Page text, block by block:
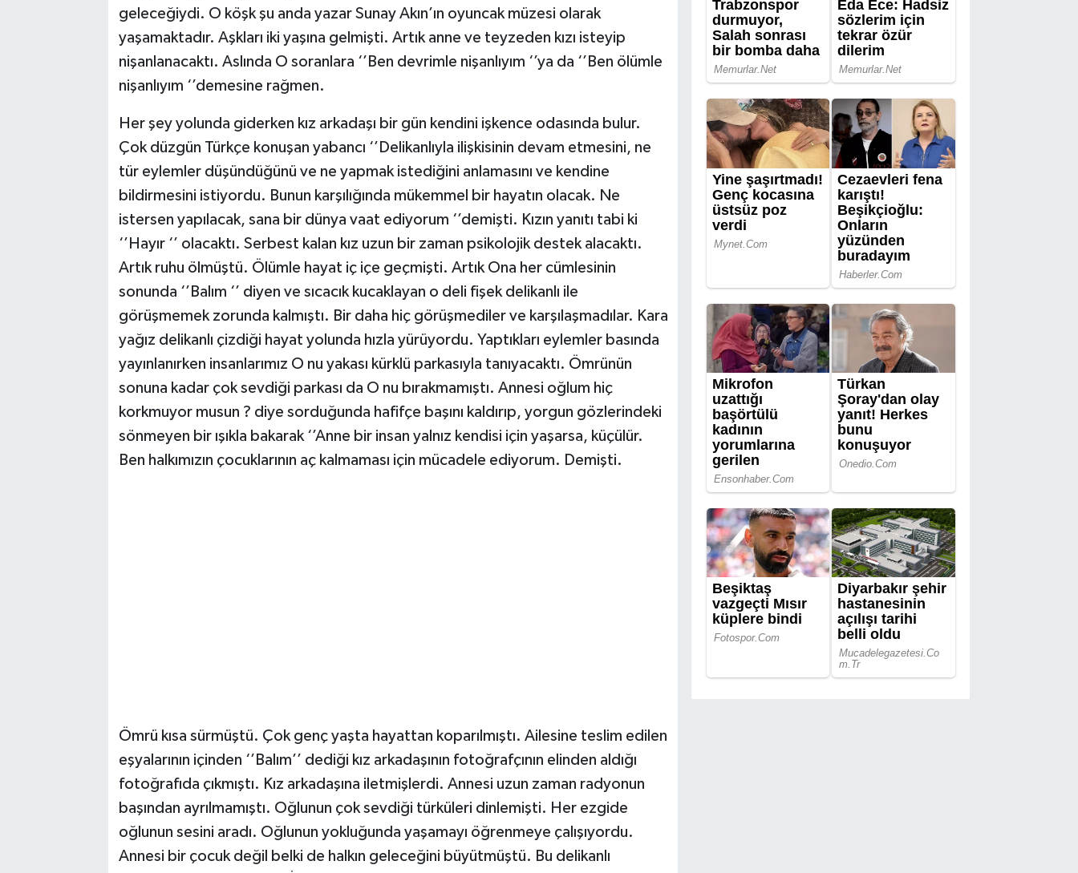
geleceğiydi. O köşk şu anda yazar Sunay Akın’ın oyuncak müzesi olarak
yaşamaktadır. Aşkları iki yaşına gelmişti. Artık anne ve teyzeden kızı isteyip
nişanlanacaktı. Aslında O soranlara ‘’Ben devrimle nişanlıyım ‘’ya da ‘’Ben ölümle
nişanlıyım ‘’demesine rağmen.
Her şey yolunda giderken kız arkadaşı bir gün kendini işkence odasında bulur.
Çok düzgün Türkçe konuşan yabancı ‘’Delikanlıyla ilişkisinin devam etmesini, ne
tür eylemler düşündüğünü ve ne yapmak istediğini anlamasını ve kendine
bildirmesini istiyordu. Bunun karşılığında mükemmel bir hayatın olacak. Ne
istersen yapılacak, sana bir dünya vaat ediyorum ‘’demişti. Kızın yanıtı tabi ki
‘’Hayır ‘’ olacaktı. Serbest kalan kız uzun bir zaman psikolojik destek alacaktı.
Artık ruhu ölmüştü. Ölümle hayat iç içe geçmişti. Artık Ona her cümlesinin
sonunda ‘’Balım ‘’ diyen ve sıcacık kucaklayan o deli fişek delikanlı ile
görüşmemek zorunda kalmıştı. Bir daha hiç görüşmediler ve karşılaşmadılar. Kara
yağız delikanlı çizdiği hayat yolunda hızla yürüyordu. Yaptıkları eylemler basında
yayınlanırken insanlarımız O nu yakası kürklü parkasıyla tanıyacaktı. Ömrünün
sonuna kadar çok sevdiği parkası da O nu bırakmamıştı. Annesi oğlum hiç
korkmuyor musun ? diye sorduğunda hafifçe başını kaldırıp, yorgun gözlerindeki
sönmeyen bir ışıkla bakarak ‘’Anne bir insan yalnız kendisi için yaşarsa, küçülür.
Ben halkımızın çocuklarının aç kalmaması için mücadele ediyorum. Demişti.
Ömrü kısa sürmüştü. Çok genç yaşta hayattan koparılmıştı. Ailesine teslim edilen
eşyalarının içinden ‘’Balım’’ dediği kız arkadaşının fotoğrafçının elinden aldığı
fotoğrafıda çıkmıştı. Kız arkadaşına iletmişlerdi. Annesi uzun zaman radyonun
başından ayrılmamıştı. Oğlunun çok sevdiği türküleri dinlemişti. Her ezgide
oğlunun sesini aradı. Oğlunun yokluğunda yaşamayı öğrenmeye çalışıyordu.
Annesi bir çocuk değil belki de halkın geleceğini büyütmüştü. Bu delikanlı